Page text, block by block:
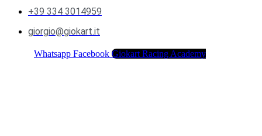
+39 334 3014959
giorgio@giokart.it
Whatsapp Facebook Giokart Racing Academy